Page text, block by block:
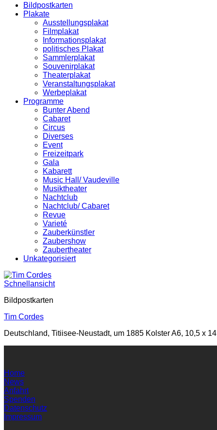
Bildpostkarten
Plakate
Ausstellungsplakat
Filmplakat
Informationsplakat
politisches Plakat
Sammlerplakat
Souvenirplakat
Theaterplakat
Veranstaltungsplakat
Werbeplakat
Programme
Bunter Abend
Cabaret
Circus
Diverses
Event
Freizeitpark
Gala
Kabarett
Music Hall/ Vaudeville
Musiktheater
Nachtclub
Nachtclub/ Cabaret
Revue
Varieté
Zauberkünstler
Zaubershow
Zaubertheater
Unkategorisiert
Schnellansicht
Bildpostkarten
Tim Cordes
Deutschland, Titiisee-Neustadt, um 1885 Kolster A6, 10,5 x
Home
News
Anfahrt
Spenden
Datenschutz
Impressum